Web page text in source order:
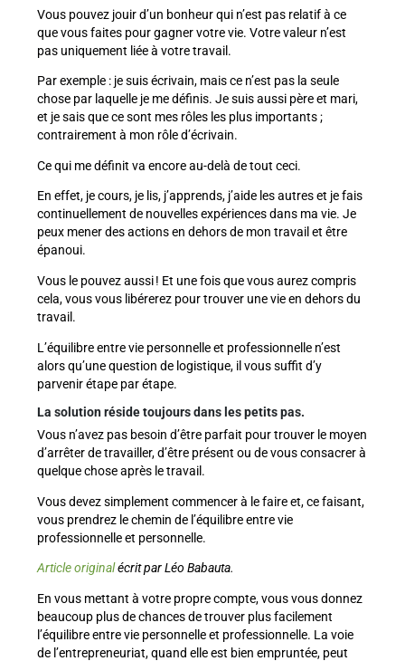
Vous pouvez jouir d’un bonheur qui n’est pas relatif à ce
que vous faites pour gagner votre vie. Votre valeur n’est
pas uniquement liée à votre travail.
Par exemple : je suis écrivain, mais ce n’est pas la seule
chose par laquelle je me définis. Je suis aussi père et mari,
et je sais que ce sont mes rôles les plus importants ;
contrairement à mon rôle d’écrivain.
Ce qui me définit va encore au-delà de tout ceci.
En effet, je cours, je lis, j’apprends, j’aide les autres et je fais
continuellement de nouvelles expériences dans ma vie. Je
peux mener des actions en dehors de mon travail et être
épanoui.
Vous le pouvez aussi ! Et une fois que vous aurez compris
cela, vous vous libérerez pour trouver une vie en dehors du
travail.
L’équilibre entre vie personnelle et professionnelle n’est
alors qu’une question de logistique, il vous suffit d’y
parvenir étape par étape.
La solution réside toujours dans les petits pas.
Vous n’avez pas besoin d’être parfait pour trouver le moyen
d’arrêter de travailler, d’être présent ou de vous consacrer à
quelque chose après le travail.
Vous devez simplement commencer à le faire et, ce faisant,
vous prendrez le chemin de l’équilibre entre vie
professionnelle et personnelle.
Article originalécrit par Léo Babauta.
En vous mettant à votre propre compte, vous vous donnez
beaucoup plus de chances de trouver plus facilement
l’équilibre entre vie personnelle et professionnelle. La voie
de l’entrepreneuriat, quand elle est bien empruntée, peut